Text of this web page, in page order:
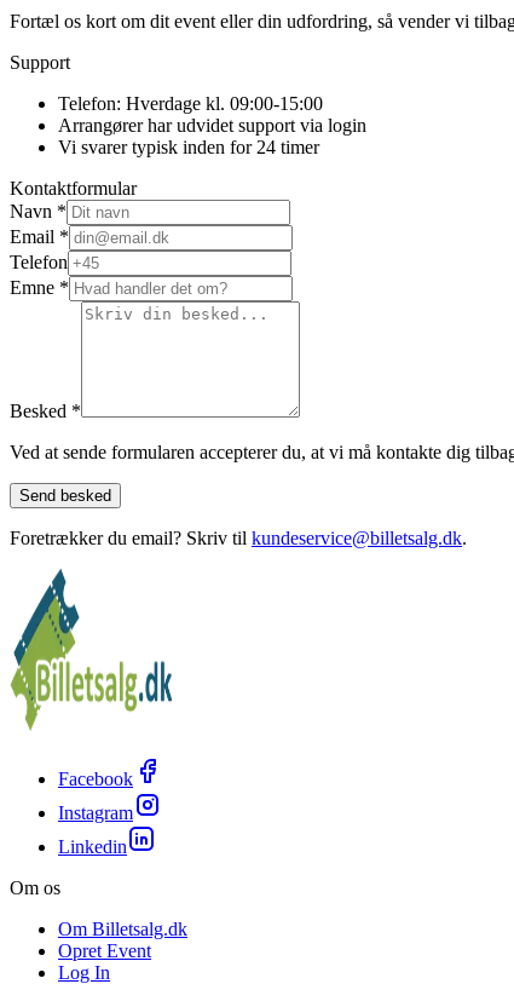
Fortæl os kort om dit event eller din udfordring, så vender vi
Support
Telefon: Hverdage kl. 09:00-15:00
Arrangører har udvidet support via login
Vi svarer typisk inden for 24 timer
Kontaktformular
Navn *
Email *
Telefon
Emne *
Besked *
Ved at sende formularen accepterer du, at vi må kontakte dig
Send besked
Foretrækker du email? Skriv til kundeservice@billetsalg.dk.
Facebook
Instagram
Linkedin
Om os
Om Billetsalg.dk
Opret Event
Log In